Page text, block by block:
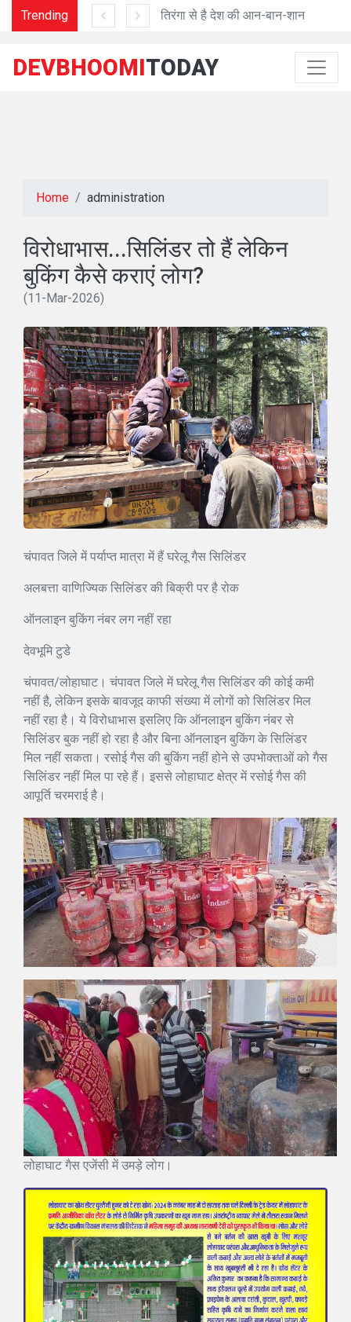
Trending
को पेंशन उपवास तिरंगा से है देश की आन-बान-शान
DEVBHOOMITODAY
Home administration
विरोधाभास...सिलिंडर तो हैं लेकिन
बुकिंग कैसे कराएं लोग?
(11-Mar-2026)
चंपावत जिले में पर्याप्त मात्रा में हैं घरेलू गैस सिलिंडर
अलबत्ता वाणिज्यिक सिलिंडर की बिक्री पर है रोक
ऑनलाइन बुकिंग नंबर लग नहीं रहा
देवभूमि टुडे
चंपावत/लोहाघाट। चंपावत जिले में घरेलू गैस सिलिंडर की कोई कमी
नहीं है, लेकिन इसके बावजूद काफी संख्या में लोगों को सिलिंडर मिल
नहीं रहा है। ये विरोधाभास इसलिए कि ऑनलाइन बुकिंग नंबर से
सिलिंडर बुक नहीं हो रहा है और बिना ऑनलाइन बुकिंग के सिलिंडर
मिल नहीं सकता। रसोई गैस की बुकिंग नहीं होने से उपभोक्ताओं को गैस
सिलिंडर नहीं मिल पा रहे हैं। इससे लोहाघाट क्षेत्र में रसोई गैस की
आपूर्ति चरमराई है।
लोहाघाट गैस एजेंसी में उमड़े लोग।